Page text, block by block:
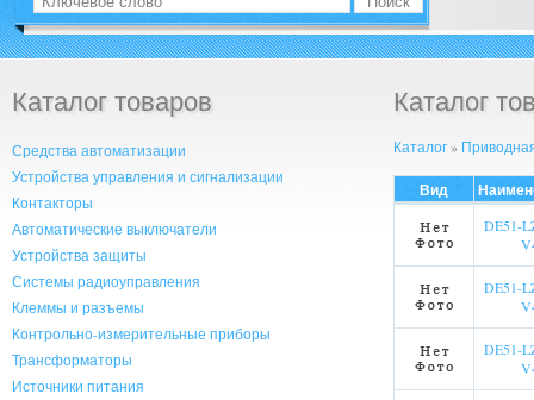
Каталог товаров
Средства автоматизации
Устройства управления и сигнализации
Контакторы
Автоматические выключатели
Устройства защиты
Системы радиоуправления
Клеммы и разъемы
Контрольно-измерительные приборы
Трансформаторы
Источники питания
Каталог
Каталог»
Вид
DE51-
DE51-
DE51-